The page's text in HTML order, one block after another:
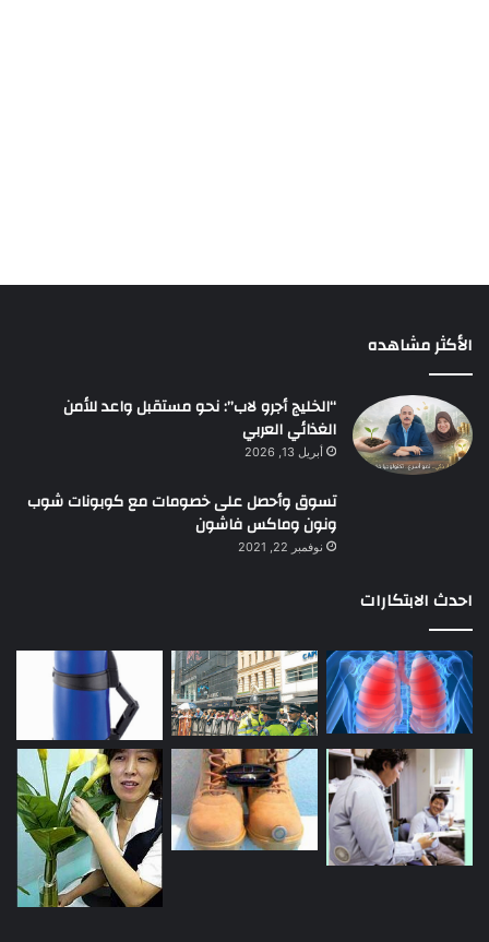
الأكثر مشاهده
“الخليج أجرو لاب”: نحو مستقبل واعد للأمن
الغذائي العربي
أبريل 13, 2026
تسوق وأحصل على خصومات مع كوبونات شوب
ونون وماكس فاشون
نوفمبر 22, 2021
احدث الابتكارات